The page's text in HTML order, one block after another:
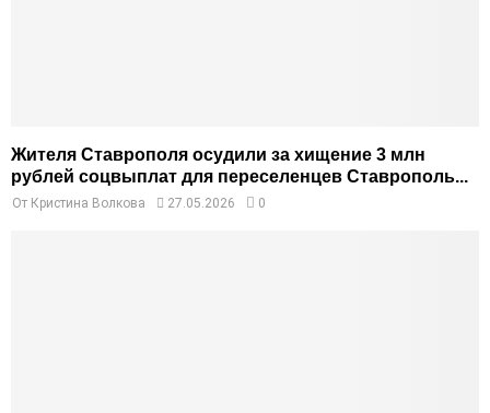
Жителя Ставрополя осудили за хищение 3 млн
рублей соцвыплат для переселенцев Ставрополь...
От Кристина Волкова 27.05.2026 0